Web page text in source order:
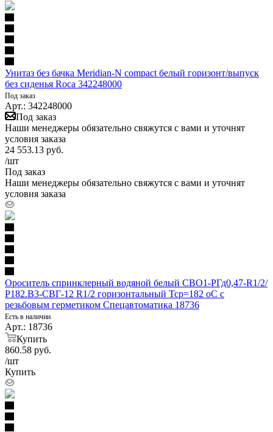
Унитаз без бачка Meridian-N compact белый горизонт/выпуск
без сиденья Roca 342248000
Под заказ
Арт.: 342248000
Под заказ
Наши менеджеры обязательно свяжутся с вами и уточнят
условия заказа
24 553.13 руб.
/шт
Под заказ
Наши менеджеры обязательно свяжутся с вами и уточнят
условия заказа
Ороситель спринклерный водяной белый СВО1-РГд0,47-R1/2/
Р182.В3-СВГ-12 R1/2 горизонтальный Тср=182 оС с
резьбовым герметиком Спецавтоматика 18736
Есть в наличии
Арт.: 18736
Купить
860.58 руб.
/шт
Купить